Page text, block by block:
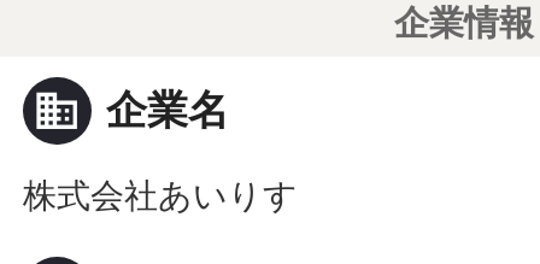
企業情報
business 企業名
株式会社あいりす